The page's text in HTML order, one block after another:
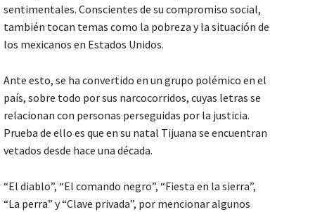
sentimentales. Conscientes de su compromiso social,
también tocan temas como la pobreza y la situación de
los mexicanos en Estados Unidos.
Ante esto, se ha convertido en un grupo polémico en el
país, sobre todo por sus narcocorridos, cuyas letras se
relacionan con personas perseguidas por la justicia.
Prueba de ello es que en su natal Tijuana se encuentran
vetados desde hace una década.
“El diablo”, “El comando negro”, “Fiesta en la sierra”,
“La perra” y “Clave privada”, por mencionar algunos